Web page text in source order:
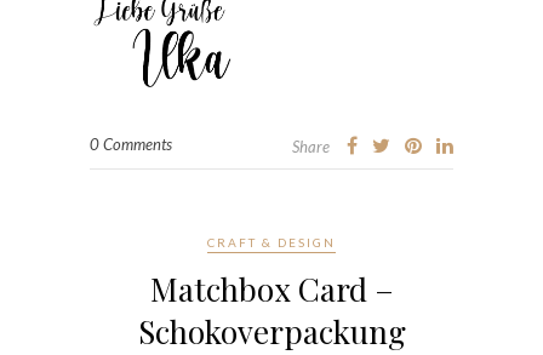
0 Comments Share
CRAFT & DESIGN
Matchbox Card –
Schokoverpackung